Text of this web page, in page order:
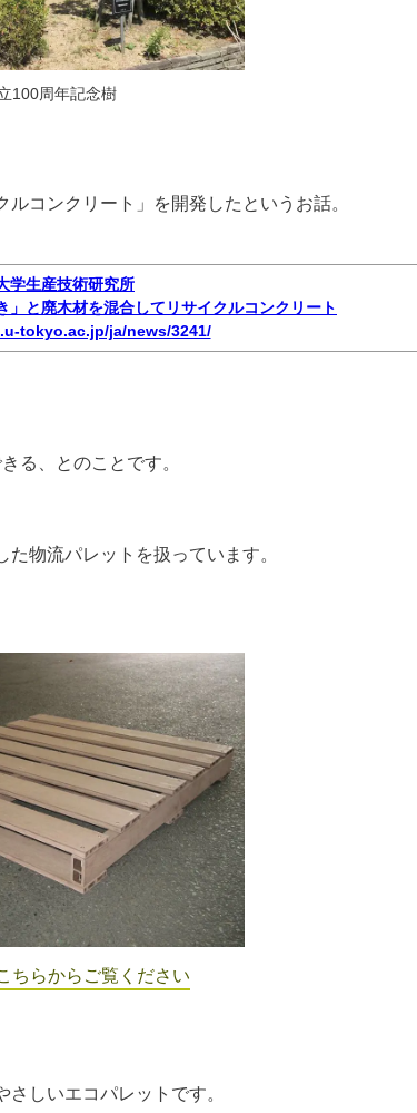
100周年記念樹
コンクリート」を開発したというお話。
学生産技術研究所
」と廃木材を混合してリサイクルコンクリート
tokyo.ac.jp/ja/news/3241/
る、とのことです。
物流パレットを扱っています。
ちらからご覧ください
しいエコパレットです。